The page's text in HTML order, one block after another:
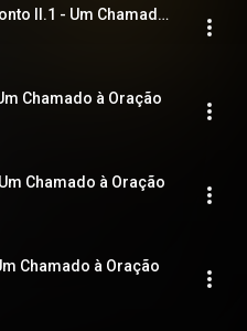
Introdução & Ponto I & Ponto II.1 - Um Chamado à Oração
Chamado à Oração
Chamado à Oração
Chamado à Oração